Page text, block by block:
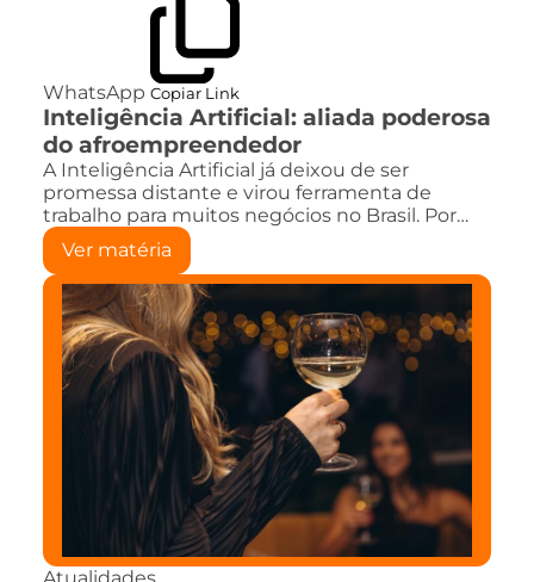
WhatsApp Copiar Link
Inteligência Artificial: aliada poderosa
do afroempreendedor
A Inteligência Artificial já deixou de ser
promessa distante e virou ferramenta de
trabalho para muitos negócios no Brasil. Por…
Ver matéria